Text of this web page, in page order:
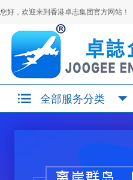
您好，欢迎来到香港卓志集团官方网站！
全部服务分类